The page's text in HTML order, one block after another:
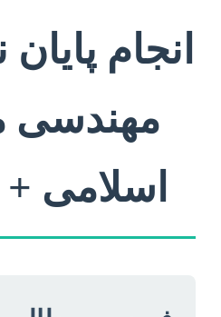
انجام
مهندسی
اسلامی